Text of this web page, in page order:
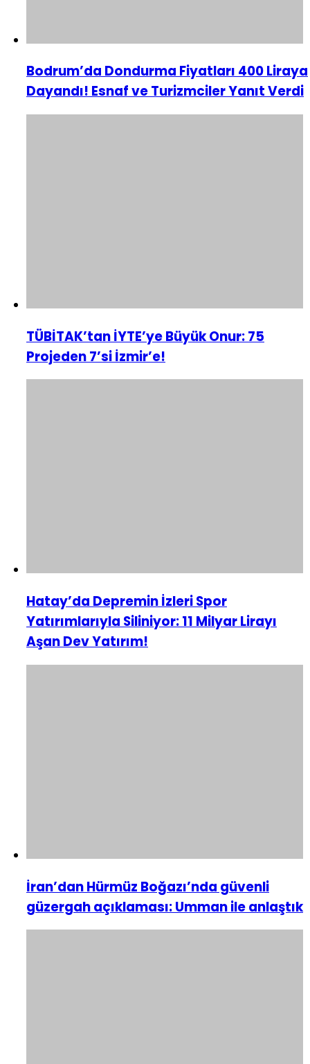
Bodrum’da Dondurma Fiyatları 400 Liraya
Dayandı! Esnaf ve Turizmciler Yanıt Verdi
TÜBİTAK’tan İYTE’ye Büyük Onur: 75
Projeden 7’si İzmir’e!
Hatay’da Depremin İzleri Spor
Yatırımlarıyla Siliniyor: 11 Milyar Lirayı
Aşan Dev Yatırım!
İran’dan Hürmüz Boğazı’nda güvenli
güzergah açıklaması: Umman ile anlaştık